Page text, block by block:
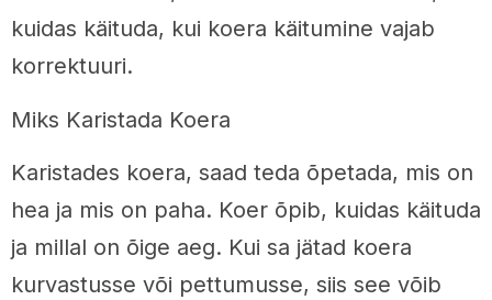
kuidas käituda, kui koera käitumine vajab
korrektuuri.
Miks Karistada Koera
Karistades koera, saad teda õpetada, mis on
hea ja mis on paha. Koer õpib, kuidas käituda
ja millal on õige aeg. Kui sa jätad koera
kurvastusse või pettumusse, siis see võib